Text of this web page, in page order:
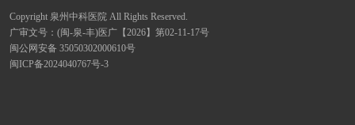
Copyright 泉州中科医院 All Rights Reserved.
广审文号：(闽-泉-丰)医广【2026】第02-11-17号
闽公网安备 35050302000610号
闽ICP备2024040767号-3